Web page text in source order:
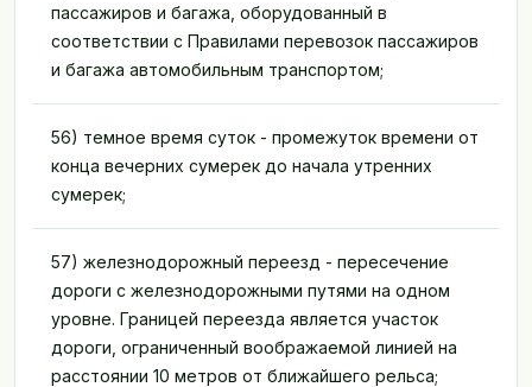
пассажиров и багажа, оборудованный в
соответствии с Правилами перевозок пассажиров
и багажа автомобильным транспортом;
56) темное время суток - промежуток времени от
конца вечерних сумерек до начала утренних
сумерек;
57) железнодорожный переезд - пересечение
дороги с железнодорожными путями на одном
уровне. Границей переезда является участок
дороги, ограниченный воображаемой линией на
расстоянии 10 метров от ближайшего рельса;